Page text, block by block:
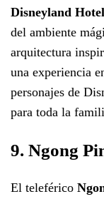
Disneyland Hotel
del ambiente
arquitectura
una experiencia
personajes de
para toda la
9. Ngong
El teleférico